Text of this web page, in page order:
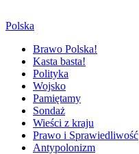
Polska
Brawo Polska!
Kasta basta!
Polityka
Wojsko
Pamiętamy
Sondaż
Wieści z kraju
Prawo i Sprawiedliwość
Antypolonizm